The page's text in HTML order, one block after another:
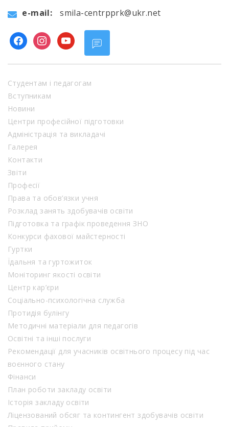
e-mail:
smila-centrpprk@ukr.net
facebookinstagram
youtube
Студентам і педагогам
Вступникам
Новини
Центри професійної підготовки
Адміністрація та викладачі
Галерея
Контакти
Звіти
Професії
Права та обов’язки учня
Розклад занять здобувачів освіти
Підготовка та графік проведення ЗНО
Конкурси фахової майстерності
Гуртки
Їдальня та гуртожиток
Моніторинг якості освіти
Центр кар’єри
Соціально-психологічна служба
Протидія булінгу
Методичні матеріали для педагогів
Освітні та інші послуги
Рекомендації для учасників освітнього процесу під час
воєнного стану
Фінанси
План роботи закладу освіти
Історія закладу освіти
Ліцензований обсяг та контингент здобувачів освіти